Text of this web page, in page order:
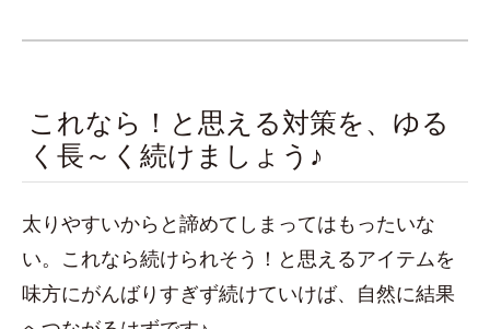
これなら！と思える対策を、ゆる
く長～く続けましょう♪
太りやすいからと諦めてしまってはもったいな
い。これなら続けられそう！と思えるアイテムを
味方にがんばりすぎず続けていけば、自然に結果